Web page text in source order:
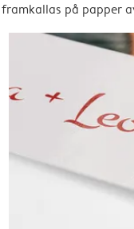
framkallas på papper